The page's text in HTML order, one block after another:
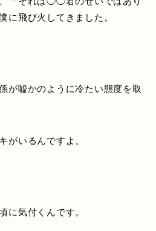
に飛び火してきました。
が嘘かのように冷たい態度を取
がいるんですよ。
に気付くんです。